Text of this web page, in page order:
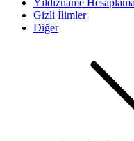
Yıldızname Hesaplama
Gizli İlimler
Diğer